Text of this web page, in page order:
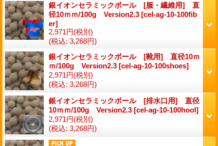
銀イオンセラミックボール [服・繊維用] 直
径10ｍｍ/100g Version2.3 [cel-ag-10-100fib
er]
2,971円(税別)
(税込: 3,268円)
銀イオンセラミックボール [靴用] 直径10ｍ
ｍ/100g Version2.3 [cel-ag-10-100shoes]
2,971円(税別)
(税込: 3,268円)
銀イオンセラミックボール [排水口用] 直径
10ｍｍ/100g Version2.3 [cel-ag-10-100hool]
2,971円(税別)
(税込: 3,268円)